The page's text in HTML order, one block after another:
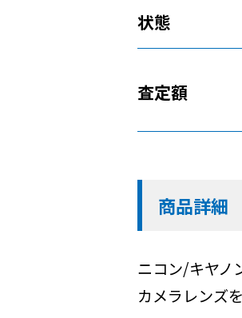
状態
査定額
商品詳細
ニコン/キヤノ
カメラレンズ